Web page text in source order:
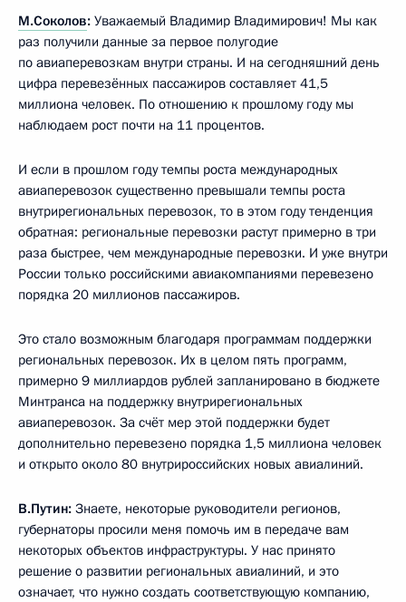
М.Соколов: Уважаемый Владимир Владимирович! Мы как
раз получили данные за первое полугодие
по авиаперевозкам внутри страны. И на сегодняшний день
цифра перевезённых пассажиров составляет 41,5
миллиона человек. По отношению к прошлому году мы
наблюдаем рост почти на 11 процентов.
И если в прошлом году темпы роста международных
авиаперевозок существенно превышали темпы роста
внутрирегиональных перевозок, то в этом году тенденция
обратная: региональные перевозки растут примерно в три
раза быстрее, чем международные перевозки. И уже внутри
России только российскими авиакомпаниями перевезено
порядка 20 миллионов пассажиров.
Это стало возможным благодаря программам поддержки
региональных перевозок. Их в целом пять программ,
примерно 9 миллиардов рублей запланировано в бюджете
Минтранса на поддержку внутрирегиональных
авиаперевозок. За счёт мер этой поддержки будет
дополнительно перевезено порядка 1,5 миллиона человек
и открыто около 80 внутрироссийских новых авиалиний.
В.Путин: Знаете, некоторые руководители регионов,
губернаторы просили меня помочь им в передаче вам
некоторых объектов инфраструктуры. У нас принято
решение о развитии региональных авиалиний, и это
означает, что нужно создать соответствующую компанию,